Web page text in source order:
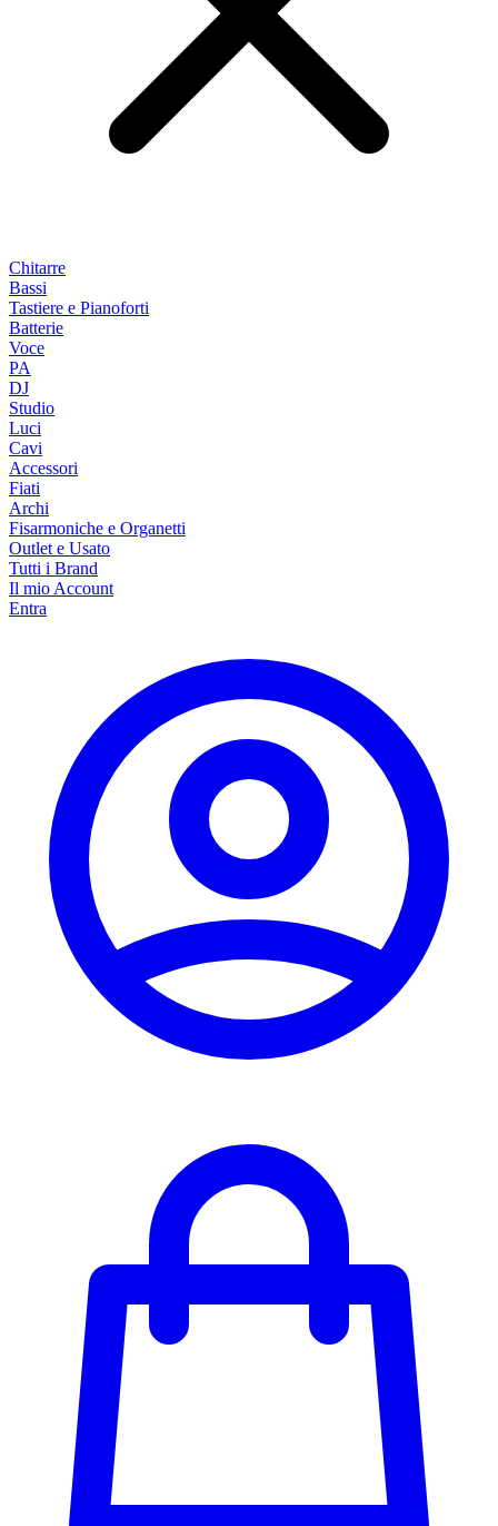
Chitarre
Bassi
Tastiere e Pianoforti
Batterie
Voce
PA
DJ
Studio
Luci
Cavi
Accessori
Fiati
Archi
Fisarmoniche e Organetti
Outlet e Usato
Tutti i Brand
Il mio Account
Entra